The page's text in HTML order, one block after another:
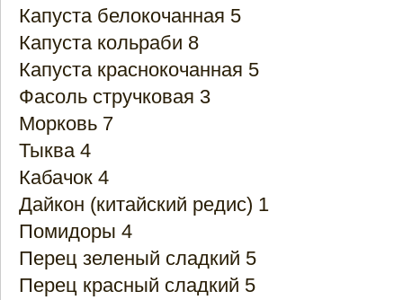
Капуста белокочанная 5
Капуста кольраби 8
Капуста краснокочанная 5
Фасоль стручковая 3
Морковь 7
Тыква 4
Кабачок 4
Дайкон (китайский редис) 1
Помидоры 4
Перец зеленый сладкий 5
Перец красный сладкий 5